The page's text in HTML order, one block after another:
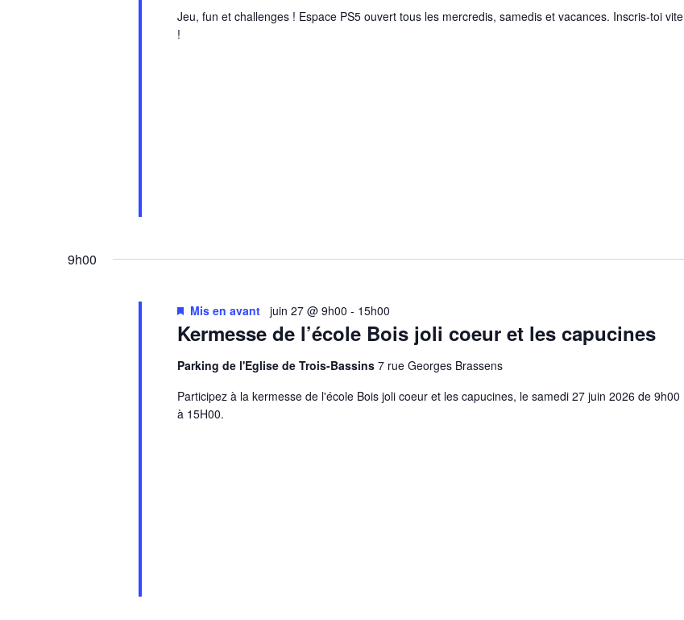
Jeu, fun et challenges ! Espace PS5 ouvert tous les mercredis, samedis et vacances. Inscris-toi vite
!
9h00
Kermesse de l’école Bois joli coeur et les capucines
Mis en avant juin 27 @ 9h00 - 15h00
Parking de l'Eglise de Trois-Bassins 7 rue Georges Brassens
Participez à la kermesse de l'école Bois joli coeur et les capucines, le samedi 27 juin 2026 de 9h00
à 15H00.